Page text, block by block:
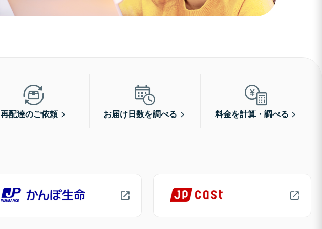
再配達のご依頼 お届け日数を調べる 料金を計算・調べる